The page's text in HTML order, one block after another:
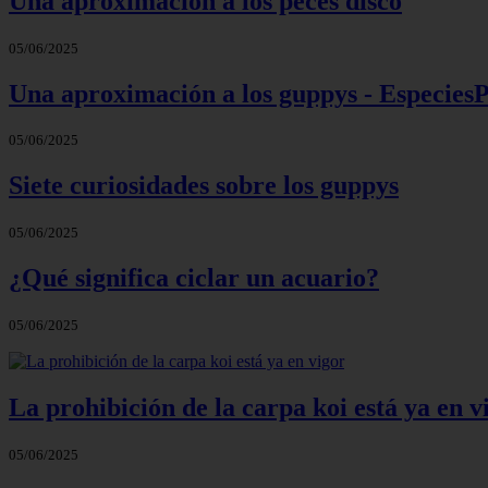
05/06/2025
Una aproximación a los guppys -
05/06/2025
Siete curiosidades sobre los guppys
05/06/2025
¿Qué significa ciclar un acuario?
05/06/2025
La prohibición de la carpa koi está ya en
05/06/2025